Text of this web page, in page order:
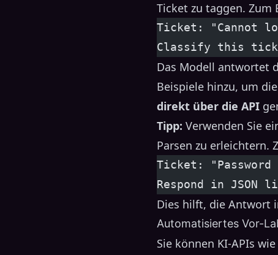
Ticket zu taggen. Zum
Ticket: "Cannot
Classify this
Das Modell antwortet
Beispiele hinzu, um
direkt über die API
Tipp: Verwenden Sie
Parsen zu erleichtern.
Ticket: "Password
Respond in
Dies hilft, die Antwort
Automatisiertes Vor-
Sie können KI-APIs